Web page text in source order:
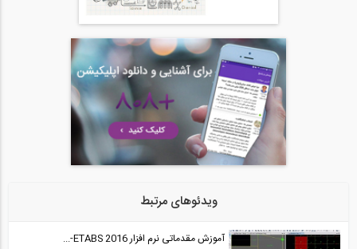
ایجاد دیافراگم برای کف طبقات و خارج...
ویدئوهای مرتبط
آموزش مقدماتی نرم افزار ETABS 2016-...